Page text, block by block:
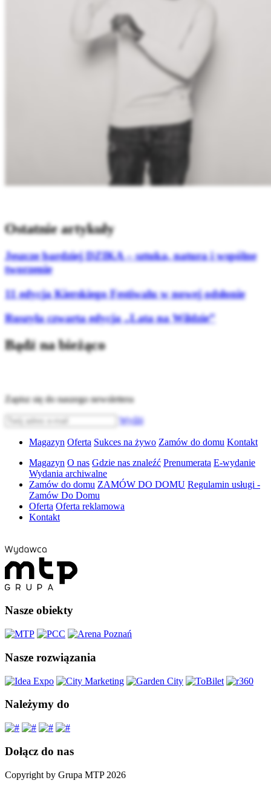
Ostatnie artykuły
Jeszcze bardziej DZIKA – sztuka, natura i wspólne
tworzenie
11 edycja Kierskiego Festiwalu w nowej odsłonie
Ruszyła czwarta edycja „Lata na Wildzie”
Bądź na bieżąco
Zapisz się do naszego newslettera
Wyślij
Magazyn Oferta Sukces na żywo Zamów do domu Kontakt
Magazyn O nas Gdzie nas znaleźć Prenumerata E-wydanie
Wydania archiwalne
Zamów do domu ZAMÓW DO DOMU Regulamin usługi -
Zamów Do Domu
Oferta Oferta reklamowa
Kontakt
Nasze obiekty
Nasze rozwiązania
Należymy do
Dołącz do nas
Copyright by Grupa MTP 2026